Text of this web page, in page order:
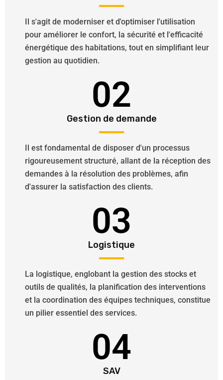
Il s'agit de moderniser et d'optimiser l'utilisation
pour améliorer le confort, la sécurité et l'efficacité
énergétique des habitations, tout en simplifiant leur
gestion au quotidien.
02
Gestion de demande
Il est fondamental de disposer d'un processus
rigoureusement structuré, allant de la réception des
demandes à la résolution des problèmes, afin
d'assurer la satisfaction des clients.
03
Logistique
La logistique, englobant la gestion des stocks et
outils de qualités, la planification des interventions
et la coordination des équipes techniques, constitue
un pilier essentiel des services.
04
SAV